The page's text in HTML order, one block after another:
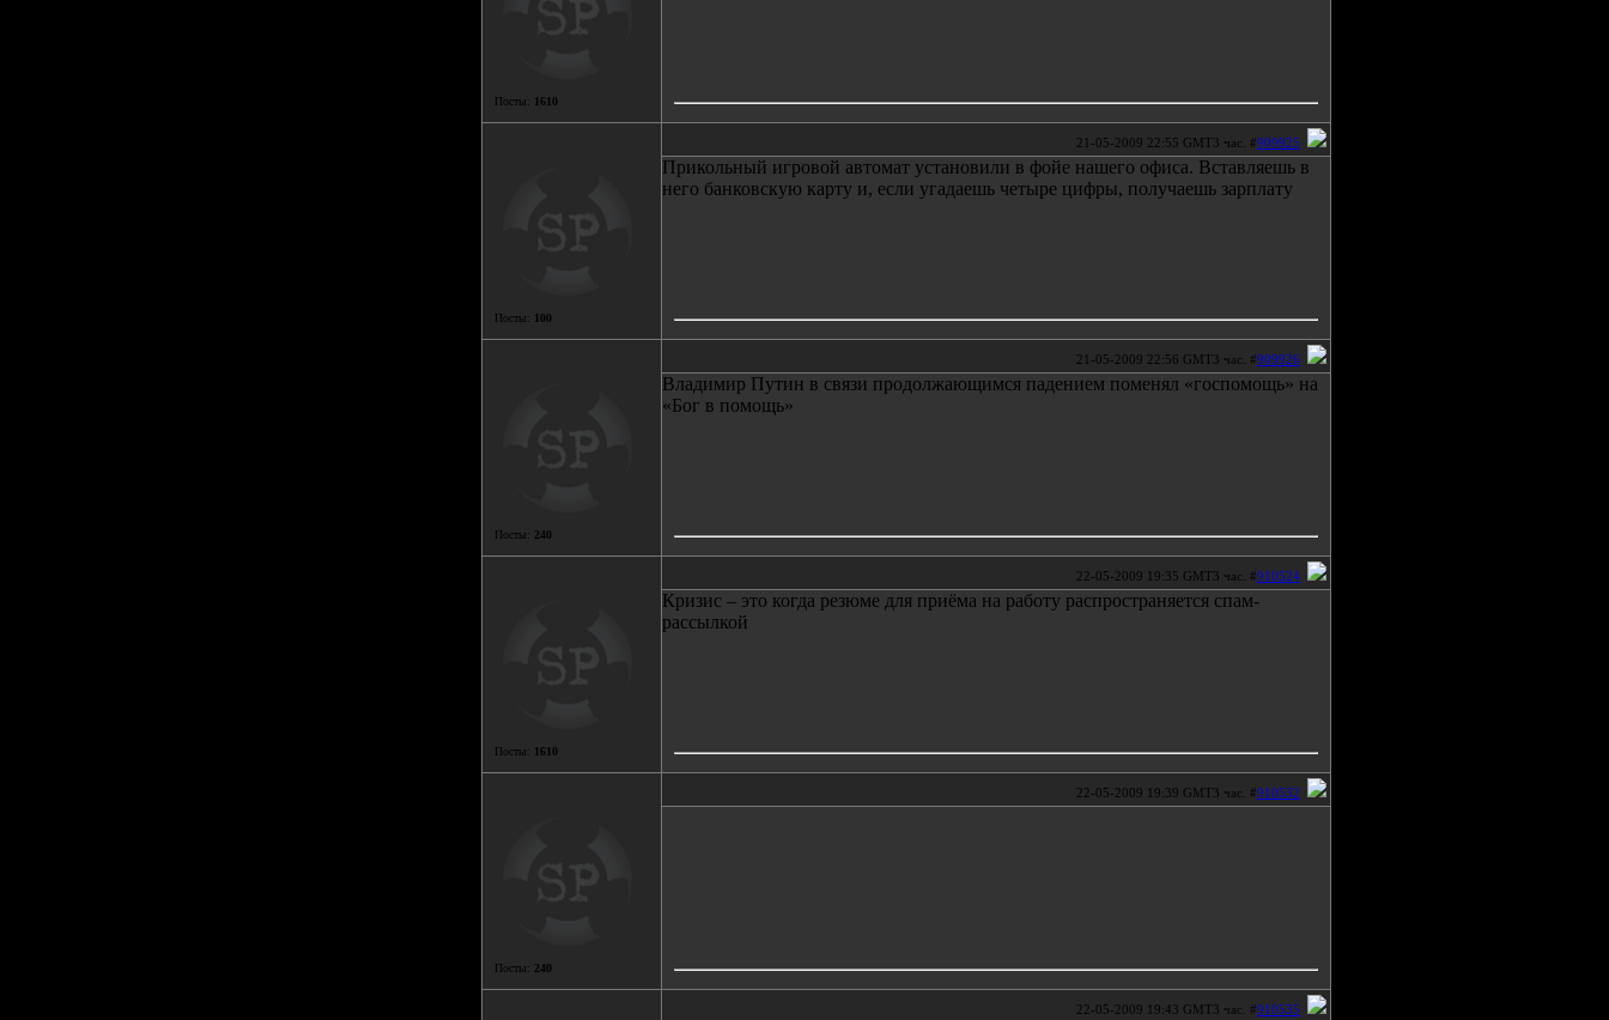
Посты: 1610
Посты: 100
21-05-2009 22:55 GMT3 час. #909925
Прикольный игровой автомат установили в фойе нашего офиса. Вставляешь в
него банковскую карту и, если угадаешь четыре цифры, получаешь зарплату
Посты: 240
21-05-2009 22:56 GMT3 час. #909926
Владимир Путин в связи продолжающимся падением поменял «госпомощь» на
«Бог в помощь»
Посты: 1610
22-05-2009 19:35 GMT3 час. #910524
Кризис – это когда резюме для приёма на работу распространяется спам-
рассылкой
Посты: 240
22-05-2009 19:39 GMT3 час. #910532
22-05-2009 19:43 GMT3 час. #910535